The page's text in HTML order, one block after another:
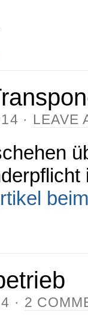
· LEAVE
· 2